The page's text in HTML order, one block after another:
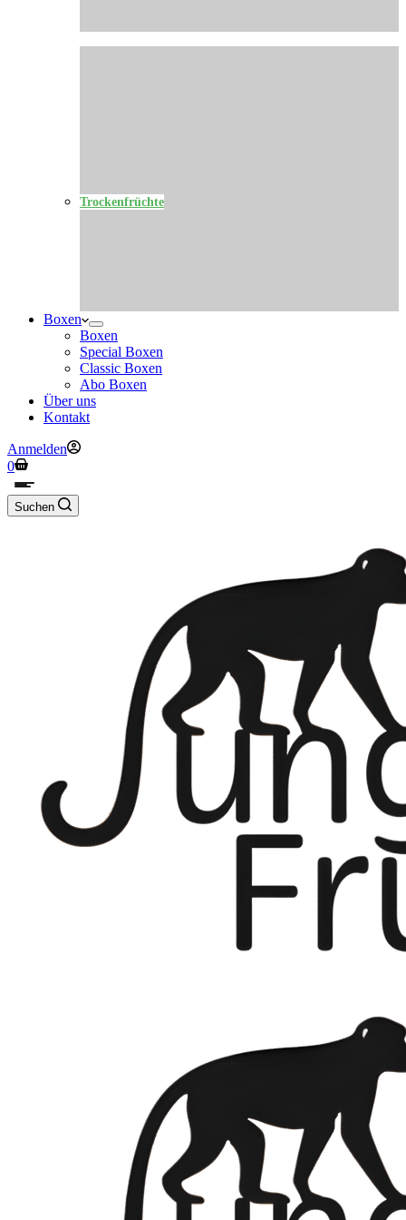
Trockenfrüchte
Boxen
Boxen
Special Boxen
Classic Boxen
Abo Boxen
Über uns
Kontakt
Anmelden
Warenkorb
0
Suchen